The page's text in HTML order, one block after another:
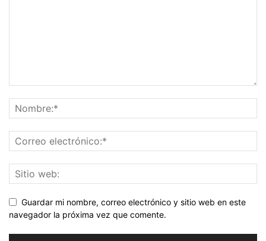
Guardar mi nombre, correo electrónico y sitio web en este
navegador la próxima vez que comente.